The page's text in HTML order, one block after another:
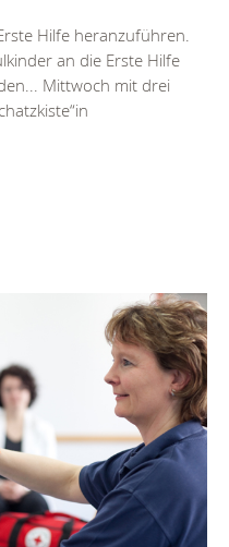
Hilfe heranzuführen.
kinder an die Erste Hilfe
Mittwoch mit drei